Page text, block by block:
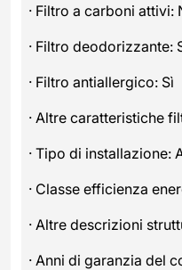
· Filtro a carboni attivi:
· Filtro deodorizzante:
· Filtro antiallergico: Sì
· Altre caratteristiche
· Tipo di installazione:
· Classe efficienza
· Altre descrizioni
· Anni di garanzia del